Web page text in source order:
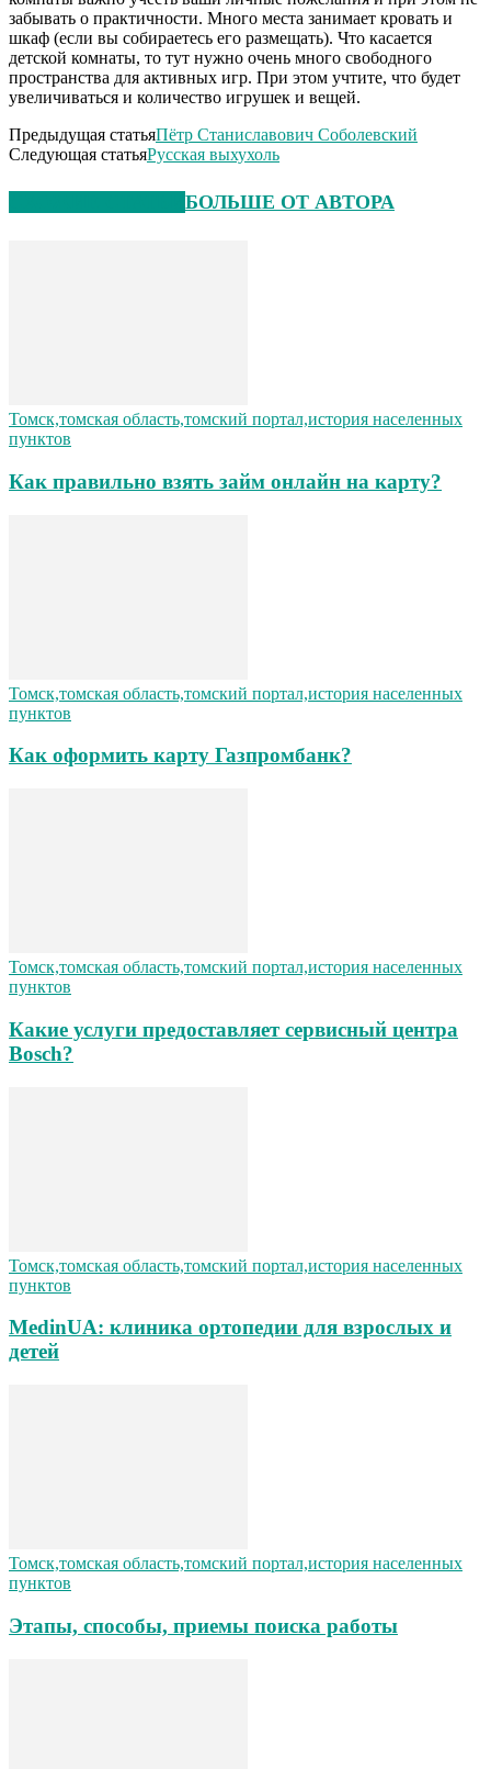
забывать о практичности. Много места занимает кровать и
шкаф (если вы собираетесь его размещать). Что касается
детской комнаты, то тут нужно очень много свободного
пространства для активных игр. При этом учтите, что будет
увеличиваться и количество игрушек и вещей.
Предыдущая статьяПётр Станиславович Соболевский
Следующая статьяРусская выхухоль
БОЛЬШЕ ОТ АВТОРА
Томск,томская область,томский портал,история населенных
пунктов
Как правильно взять займ онлайн на карту?
Томск,томская область,томский портал,история населенных
пунктов
Как оформить карту Газпромбанк?
Томск,томская область,томский портал,история населенных
пунктов
Какие услуги предоставляет сервисный центра
Bosch?
Томск,томская область,томский портал,история населенных
пунктов
MedinUA: клиника ортопедии для взрослых и
детей
Томск,томская область,томский портал,история населенных
пунктов
Этапы, способы, приемы поиска работы